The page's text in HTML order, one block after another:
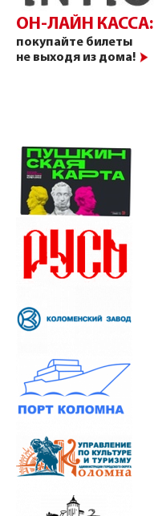
ОН-ЛАЙН КАССА:
покупайте билеты
не выходя из дома!